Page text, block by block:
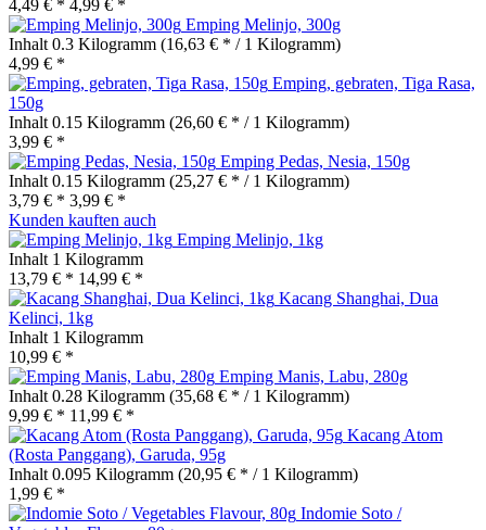
4,49 € * 4,99 € *
Emping Melinjo, 300g
Inhalt 0.3 Kilogramm (16,63 € * / 1 Kilogramm)
4,99 € *
Emping, gebraten, Tiga Rasa,
150g
Inhalt 0.15 Kilogramm (26,60 € * / 1 Kilogramm)
3,99 € *
Emping Pedas, Nesia, 150g
Inhalt 0.15 Kilogramm (25,27 € * / 1 Kilogramm)
3,79 € * 3,99 € *
Kunden kauften auch
Emping Melinjo, 1kg
Inhalt 1 Kilogramm
13,79 € * 14,99 € *
Kacang Shanghai, Dua
Kelinci, 1kg
Inhalt 1 Kilogramm
10,99 € *
Emping Manis, Labu, 280g
Inhalt 0.28 Kilogramm (35,68 € * / 1 Kilogramm)
9,99 € * 11,99 € *
Kacang Atom
(Rosta Panggang), Garuda, 95g
Inhalt 0.095 Kilogramm (20,95 € * / 1 Kilogramm)
1,99 € *
Indomie Soto /